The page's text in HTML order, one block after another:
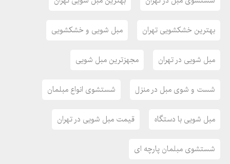
بهترین خشکشویی تهران مبل شویی و خشکشویی
مبل شویی در تهران مجهزترین مبل شویی
شست و شوی مبل در منزل شستشوی انواع مبلمان
مبل شویی با دستگاه قیمت مبل شویی در تهران
شستشوی مبلمان پارچه ای